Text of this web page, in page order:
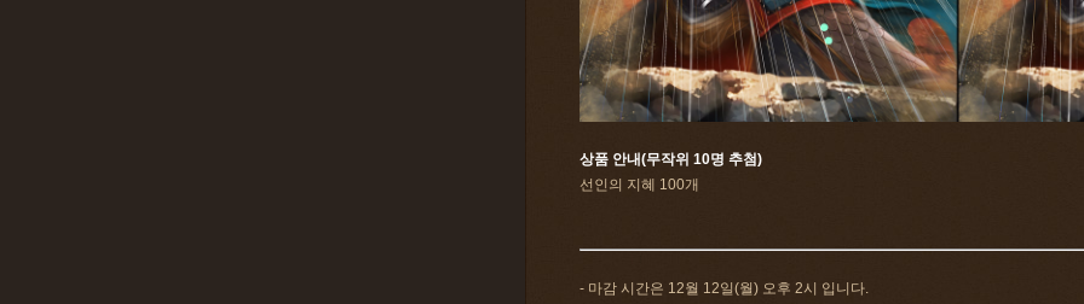
상품 안내(무작위 10명 추첨)
선인의 지혜 100개
- 마감 시간은 12월 12일(월) 오후 2시 입니다.